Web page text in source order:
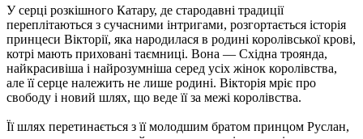
У серці розкішного Катару, де стародавні традиції
переплітаються з сучасними інтригами, розгортається історія
принцеси Вікторії, яка народилася в родині королівської крові,
котрі мають приховані таємниці. Вона — Східна троянда,
найкрасивіша і найрозумніша серед усіх жінок королівства,
але її серце належить не лише родині. Вікторія мріє про
свободу і новий шлях, що веде її за межі королівства.
Її шлях перетинається з її молодшим братом принцом Руслан,